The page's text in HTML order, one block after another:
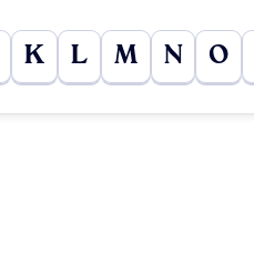
K L M N O